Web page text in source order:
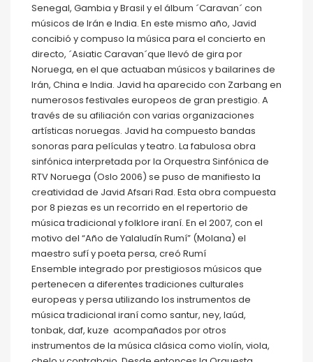
Senegal, Gambia y Brasil y el álbum ´Caravan´ con
músicos de Irán e India. En este mismo año, Javid
concibió y compuso la música para el concierto en
directo, ´Asiatic Caravan´que llevó de gira por
Noruega, en el que actuaban músicos y bailarines de
Irán, China e India. Javid ha aparecido con Zarbang en
numerosos festivales europeos de gran prestigio. A
través de su afiliación con varias organizaciones
artísticas noruegas. Javid ha compuesto bandas
sonoras para películas y teatro. La fabulosa obra
sinfónica interpretada por la Orquestra Sinfónica de
RTV Noruega (Oslo 2006) se puso de manifiesto la
creatividad de Javid Afsari Rad. Esta obra compuesta
por 8 piezas es un recorrido en el repertorio de
música tradicional y folklore iraní. En el 2007, con el
motivo del “Año de Yalaludín Rumí” (Molana) el
maestro sufí y poeta persa, creó Rumí
Ensemble integrado por prestigiosos músicos que
pertenecen a diferentes tradiciones culturales
europeas y persa utilizando los instrumentos de
música tradicional iraní como santur, ney, laúd,
tonbak, daf, kuze acompañados por otros
instrumentos de la música clásica como violín, viola,